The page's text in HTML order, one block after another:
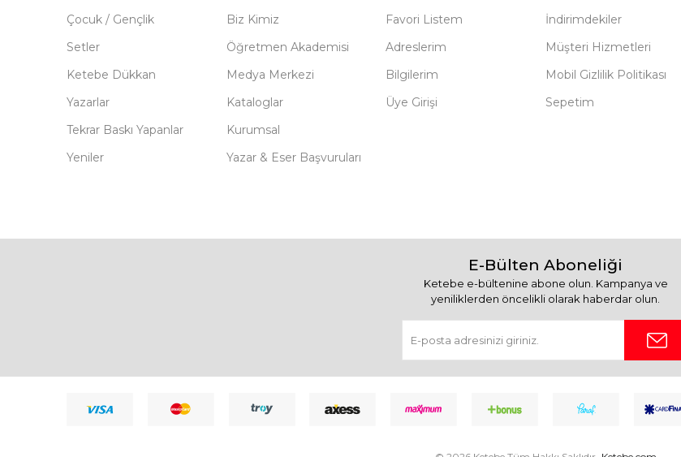
Çocuk / Gençlik
Setler
Ketebe Dükkan
Yazarlar
Tekrar Baskı Yapanlar
Yeniler
Biz Kimiz
Öğretmen Akademisi
Medya Merkezi
Kataloglar
Kurumsal
Yazar & Eser Başvuruları
Favori Listem
Adreslerim
Bilgilerim
Üye Girişi
İndirimdekiler
Müşteri Hizmetleri
Mobil Gizlilik Politikası
Sepetim
E-Bülten Aboneliği
Ketebe e-bültenine abone olun. Kampanya ve
yeniliklerden öncelikli olarak haberdar olun.